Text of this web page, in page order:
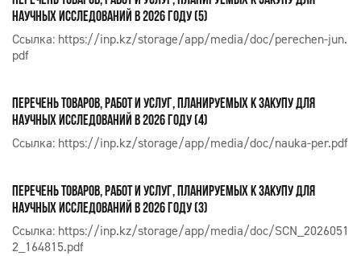
НАУЧНЫХ ИССЛЕДОВАНИЙ В 2026 ГОДУ (5)
Ссылка: https://inp.kz/storage/app/media/doc/perechen-jun.
pdf
ПЕРЕЧЕНЬ ТОВАРОВ, РАБОТ И УСЛУГ, ПЛАНИРУЕМЫХ К ЗАКУПУ ДЛЯ
НАУЧНЫХ ИССЛЕДОВАНИЙ В 2026 ГОДУ (4)
Ссылка: https://inp.kz/storage/app/media/doc/nauka-per.pdf
ПЕРЕЧЕНЬ ТОВАРОВ, РАБОТ И УСЛУГ, ПЛАНИРУЕМЫХ К ЗАКУПУ ДЛЯ
НАУЧНЫХ ИССЛЕДОВАНИЙ В 2026 ГОДУ (3)
Ссылка: https://inp.kz/storage/app/media/doc/SCN_2026051
2_164815.pdf